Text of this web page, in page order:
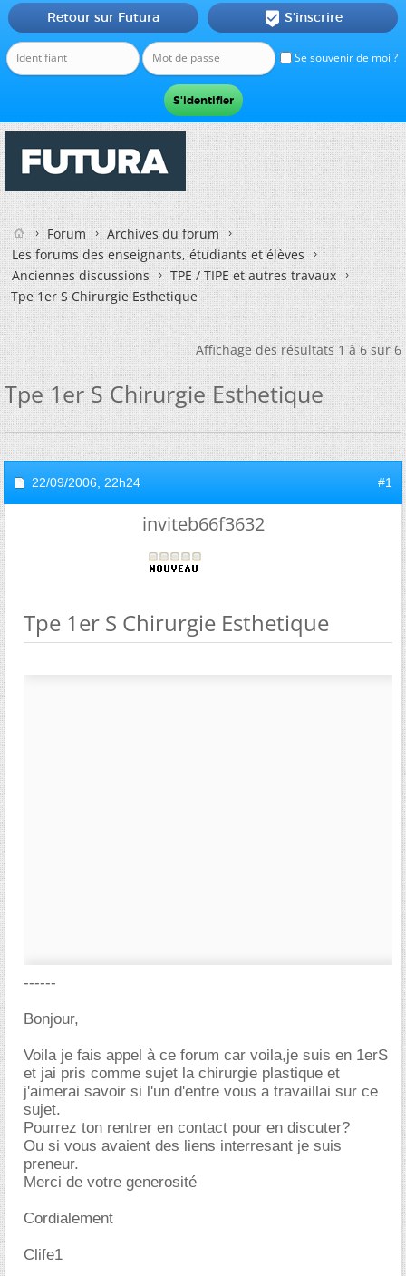
Se souvenir de moi ?
Retour sur Futura  S'inscrire
Forum
Archives du forum
Les forums des enseignants, étudiants et élèves
Anciennes discussions
TPE / TIPE et autres travaux
Tpe 1er S Chirurgie Esthetique
Affichage des résultats 1 à 6 sur 6
Tpe 1er S Chirurgie Esthetique
22/09/2006, 22h24 #1
inviteb66f3632
Tpe 1er S Chirurgie Esthetique
------
Bonjour,
Voila je fais appel à ce forum car voila,je suis en 1erS
et jai pris comme sujet la chirurgie plastique et
j'aimerai savoir si l'un d'entre vous a travaillai sur ce
sujet.
Pourrez ton rentrer en contact pour en discuter?
Ou si vous avaient des liens interresant je suis
preneur.
Merci de votre generosité
Cordialement
Clife1